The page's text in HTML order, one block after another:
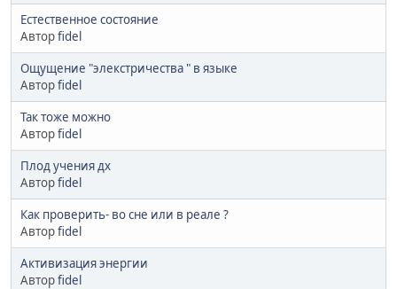
Естественное состояние
Авторfidel
Ощущение "элекстричества " в языке
Авторfidel
Так тоже можно
Авторfidel
Плод учения дх
Авторfidel
Как проверить- во сне или в реале ?
Авторfidel
Активизация энергии
Авторfidel